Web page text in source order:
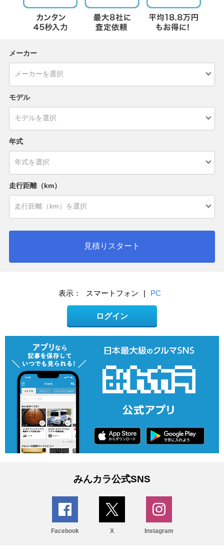
メーカー
モデル
年式
走行距離（km）
見積りスタート
表示： スマートフォン | PC
ログイン
みんカラ公式SNS
Facebook X Instagram